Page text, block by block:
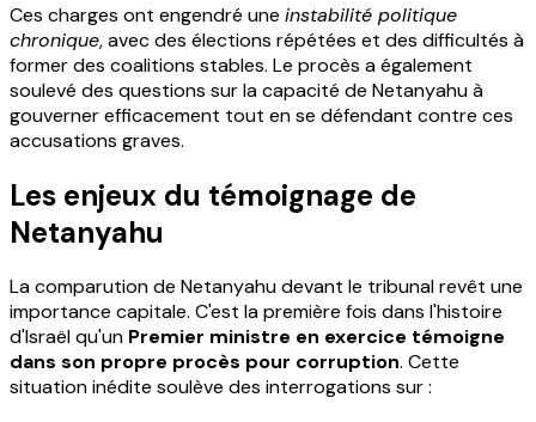
Ces charges ont engendré une instabilité politique
chronique, avec des élections répétées et des difficultés à
former des coalitions stables. Le procès a également
soulevé des questions sur la capacité de Netanyahu à
gouverner efficacement tout en se défendant contre ces
accusations graves.
Les enjeux du témoignage de
Netanyahu
La comparution de Netanyahu devant le tribunal revêt une
importance capitale. C'est la première fois dans l'histoire
d'Israël qu'un Premier ministre en exercice témoigne
dans son propre procès pour corruption. Cette
situation inédite soulève des interrogations sur :